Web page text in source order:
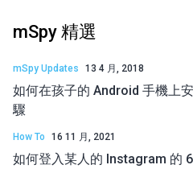
mSpy 精選
mSpy Updates 13 4 月, 2018
如何在孩子的 Android 手機上
驟
How To 16 11 月, 2021
如何登入某人的 Instagram 的